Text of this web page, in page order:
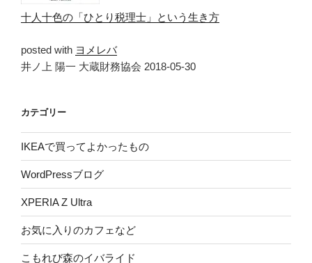
十人十色の「ひとり税理士」という生き方
posted with ヨメレバ
井ノ上 陽一 大蔵財務協会 2018-05-30
カテゴリー
IKEAで買ってよかったもの
WordPressブログ
XPERIA Z Ultra
お気に入りのカフェなど
こもれび森のイバライド